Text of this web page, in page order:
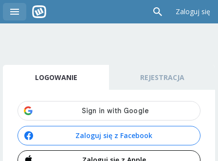
Zaloguj się
LOGOWANIE REJESTRACJA
Zaloguj się z Facebook